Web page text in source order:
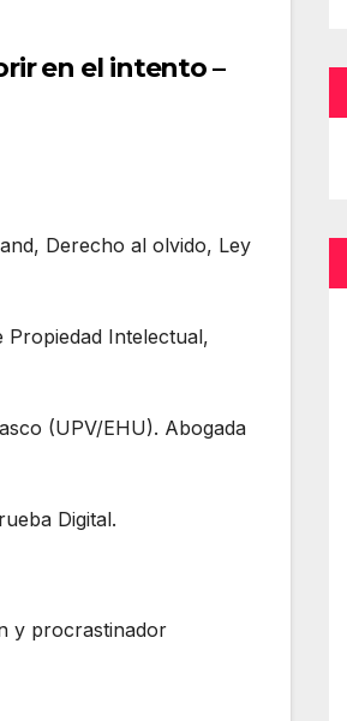
aumentar
en el intento –
Derecho al olvido, Ley
Propiedad Intelectual,
(UPV/EHU). Abogada
Digital.
y procrastinador